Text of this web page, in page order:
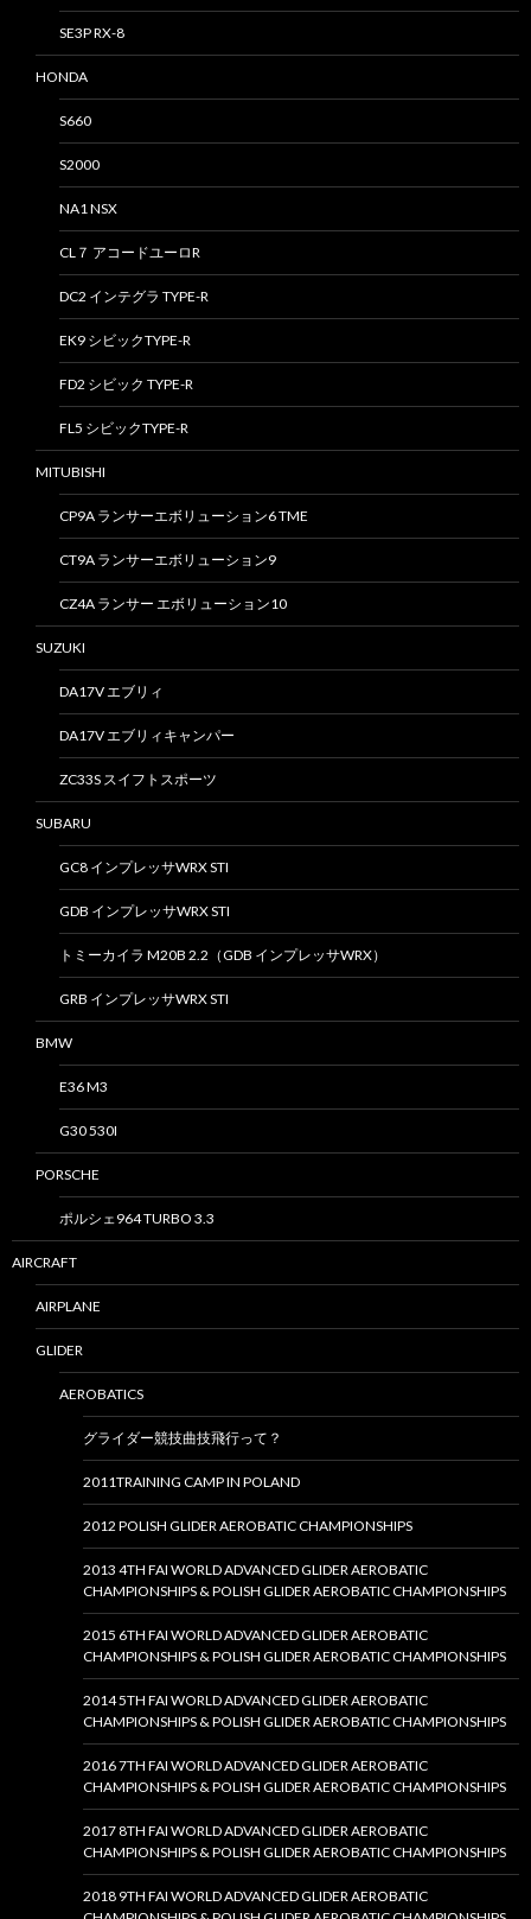
SE3P RX-8
HONDA
S660
S2000
NA1 NSX
CL７ アコードユーロR
DC2 インテグラ TYPE-R
EK9 シビックTYPE-R
FD2 シビック TYPE-R
FL5 シビックTYPE-R
MITUBISHI
CP9A ランサーエボリューション6 TME
CT9A ランサーエボリューション9
CZ4A ランサー エボリューション10
SUZUKI
DA17V エブリィ
DA17V エブリィキャンパー
ZC33S スイフトスポーツ
SUBARU
GC8 インプレッサWRX STI
GDB インプレッサWRX STI
トミーカイラ M20B 2.2（GDB インプレッサWRX）
GRB インプレッサWRX STI
BMW
E36 M3
G30 530I
PORSCHE
ポルシェ964 TURBO 3.3
AIRCRAFT
AIRPLANE
GLIDER
AEROBATICS
グライダー競技曲技飛行って？
2011TRAINING CAMP IN POLAND
2012 POLISH GLIDER AEROBATIC CHAMPIONSHIPS
2013 4TH FAI WORLD ADVANCED GLIDER AEROBATIC
CHAMPIONSHIPS & POLISH GLIDER AEROBATIC CHAMPIONSHIPS
2015 6TH FAI WORLD ADVANCED GLIDER AEROBATIC
CHAMPIONSHIPS & POLISH GLIDER AEROBATIC CHAMPIONSHIPS
2014 5TH FAI WORLD ADVANCED GLIDER AEROBATIC
CHAMPIONSHIPS & POLISH GLIDER AEROBATIC CHAMPIONSHIPS
2016 7TH FAI WORLD ADVANCED GLIDER AEROBATIC
CHAMPIONSHIPS & POLISH GLIDER AEROBATIC CHAMPIONSHIPS
2017 8TH FAI WORLD ADVANCED GLIDER AEROBATIC
CHAMPIONSHIPS & POLISH GLIDER AEROBATIC CHAMPIONSHIPS
2018 9TH FAI WORLD ADVANCED GLIDER AEROBATIC